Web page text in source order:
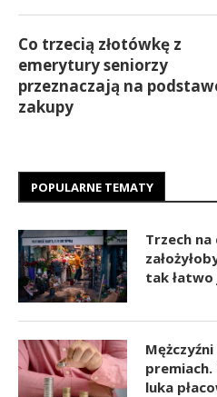
Co trzecią złotówkę z
emerytury seniorzy
przeznaczają na
zakupy
POPULARNE TEMATY
Trzech
tak łatwo
premiach.
luka